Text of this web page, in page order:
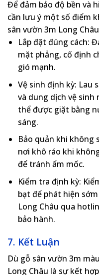
Để đảm bảo độ bền và
cần lưu ý một số điểm
sân vườn 3m Long
Lắp đặt đúng cách:
mặt phẳng, cố định
gió mạnh.
Vệ sinh định kỳ: Lau
và dung dịch vệ sinh
thể được giặt bằng
sáng.
Bảo quản khi không
nơi khô ráo khi
để tránh ẩm mốc.
Kiểm tra định kỳ:
bạt để phát hiện
Long Châu qua
bảo hành.
7. Kết Luận
Dù gỗ sân vườn 3m
Long Châu là sự kết